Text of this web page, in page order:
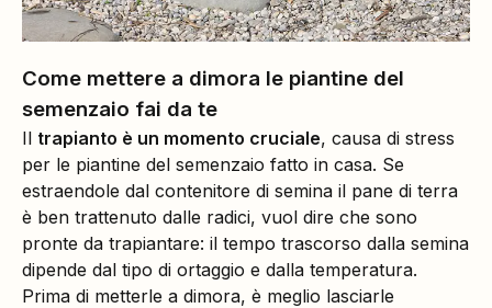
Come mettere a dimora le piantine del
semenzaio fai da te
Il trapianto è un momento cruciale, causa di stress
per le piantine del semenzaio fatto in casa. Se
estraendole dal contenitore di semina il pane di terra
è ben trattenuto dalle radici, vuol dire che sono
pronte da trapiantare: il tempo trascorso dalla semina
dipende dal tipo di ortaggio e dalla temperatura.
Prima di metterle a dimora, è meglio lasciarle